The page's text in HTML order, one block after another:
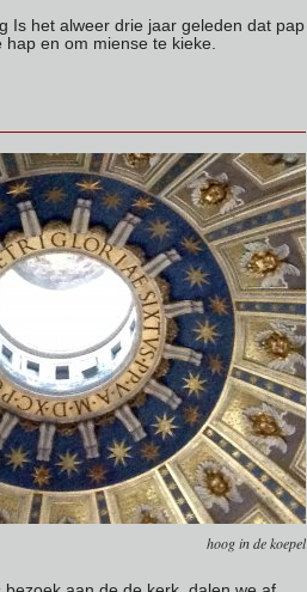
Is het alweer drie jaar geleden dat pap
en om miense te kieke.
hoog in de koepel